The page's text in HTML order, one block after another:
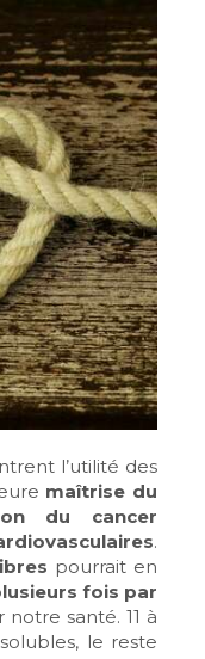
l’utilité des
maîtrise du
du cancer
.
pourrait en
fois par
santé. 11 à
le reste